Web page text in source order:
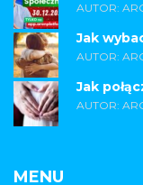
AUTOR:
Jak
AUTOR:
Jak
AUTOR:
MENU